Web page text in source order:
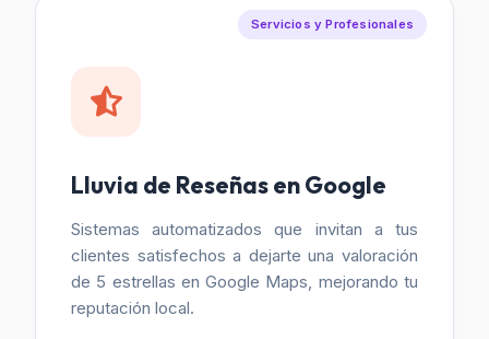
Servicios y Profesionales
Lluvia de Reseñas en Google
Sistemas automatizados que invitan a tus
clientes satisfechos a dejarte una valoración
de 5 estrellas en Google Maps, mejorando tu
reputación local.